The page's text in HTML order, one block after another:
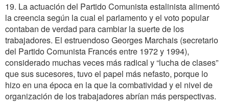
19. La actuación del Partido Comunista estalinista alimentó
la creencia según la cual el parlamento y el voto popular
contaban de verdad para cambiar la suerte de los
trabajadores. El estruendoso Georges Marchais (secretario
del Partido Comunista Francés entre 1972 y 1994),
considerado muchas veces más radical y “lucha de clases”
que sus sucesores, tuvo el papel más nefasto, porque lo
hizo en una época en la que la combatividad y el nivel de
organización de los trabajadores abrían más perspectivas.